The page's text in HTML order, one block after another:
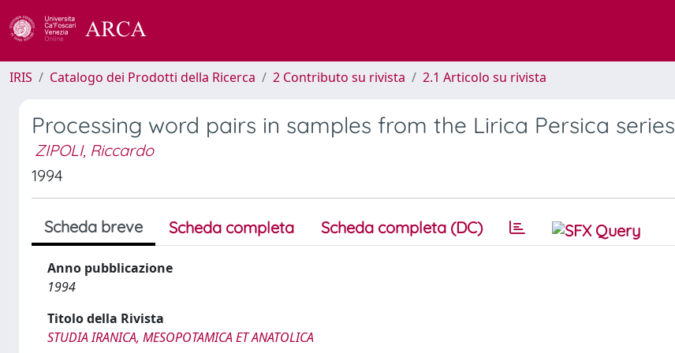
IRIS Catalogo dei Prodotti della Ricerca 2 Contributo su rivista 2.1 Articolo su rivista
Processing word pairs in samples from the Lirica Persica series
ZIPOLI, Riccardo
1994
Scheda breve Scheda completa Scheda completa (DC)
Anno pubblicazione
1994
Titolo della Rivista
STUDIA IRANICA, MESOPOTAMICA ET ANATOLICA